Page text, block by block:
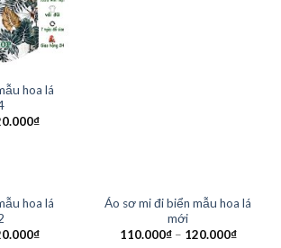
hoa lá
₫
hoa lá
₫
Áo sơ mi đi biển mẫu hoa lá
mới
110.000₫– 120.000₫